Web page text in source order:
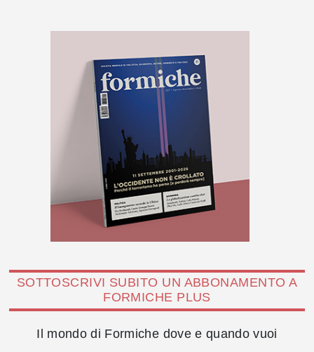
SOTTOSCRIVI SUBITO UN ABBONAMENTO A
FORMICHE PLUS
Il mondo di Formiche dove e quando vuoi